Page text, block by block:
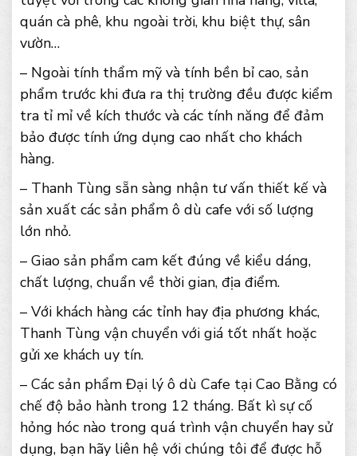
quán cà phê, khu ngoài trời, khu biệt thự, sân
vườn…
– Ngoài tính thẩm mỹ và tính bền bỉ cao, sản
phẩm trước khi đưa ra thị trường đều được kiểm
tra tỉ mỉ về kích thước và các tính năng để đảm
bảo được tính ứng dụng cao nhất cho khách
hàng.
– Thanh Tùng sẵn sàng nhận tư vấn thiết kế và
sản xuất các sản phẩm ô dù cafe với số lượng
lớn nhỏ.
– Giao sản phẩm cam kết đúng về kiểu dáng,
chất lượng, chuẩn về thời gian, địa điểm.
– Với khách hàng các tỉnh hay địa phương khác,
Thanh Tùng vận chuyển với giá tốt nhất hoặc
gửi xe khách uy tín.
– Các sản phẩm Đại lý ô dù Cafe tại Cao Bằng có
chế độ bảo hành trong 12 tháng. Bất kì sự cố
hỏng hóc nào trong quá trình vận chuyển hay sử
dụng, bạn hãy liên hệ với chúng tôi để được hỗ